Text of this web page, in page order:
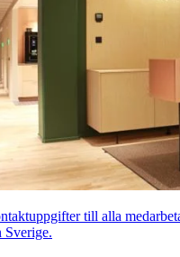
till alla
Sverige.